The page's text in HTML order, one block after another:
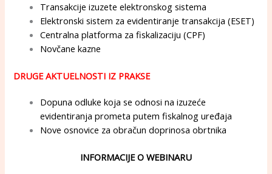
Transakcije izuzete elektronskog sistema
Elektronski sistem za evidentiranje transakcija (ESET)
Centralna platforma za fiskalizaciju (CPF)
Novčane kazne
DRUGE AKTUELNOSTI IZ PRAKSE
Dopuna odluke koja se odnosi na izuzeće
evidentiranja prometa putem fiskalnog uređaja
Nove osnovice za obračun doprinosa obrtnika
INFORMACIJE O WEBINARU